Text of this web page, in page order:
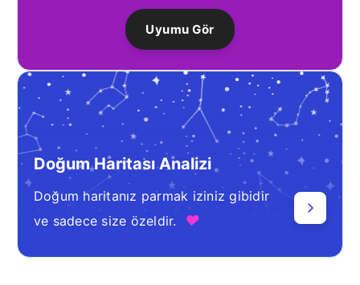
Uyumu Gör
Doğum Haritası Analizi
Doğum haritanız parmak iziniz gibidir
ve sadece size özeldir.
♥